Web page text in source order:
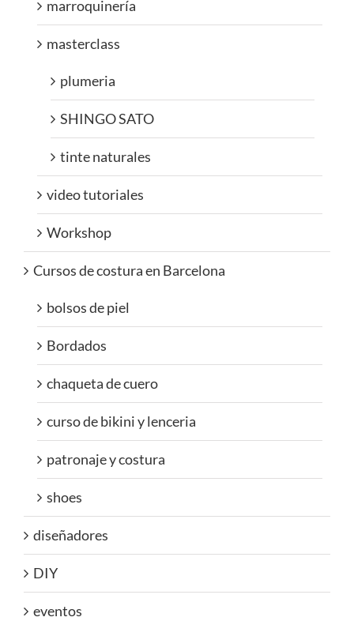
marroquinería
masterclass
plumeria
SHINGO SATO
tinte naturales
video tutoriales
Workshop
Cursos de costura en Barcelona
bolsos de piel
Bordados
chaqueta de cuero
curso de bikini y lenceria
patronaje y costura
shoes
diseñadores
DIY
eventos